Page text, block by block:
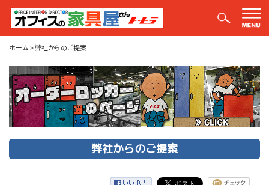
弊社からのご提案
ホーム>弊社からのご提案
弊社からのご提案